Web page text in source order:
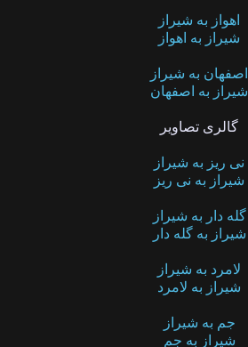
اهواز به شیراز
شیراز به اهواز
اصفهان به شیراز
شیراز به اصفهان
گالری تصاویر
نی ریز به شیراز
شیراز به نی ریز
گله دار به شیراز
شیراز به گله دار
لامرد به شیراز
شیراز به لامرد
جم به شیراز
شیراز به جم